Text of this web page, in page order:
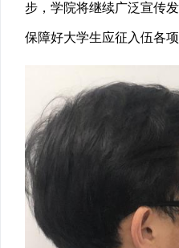
步，学院将继续广泛宣传
保障好大学生应征入伍各项